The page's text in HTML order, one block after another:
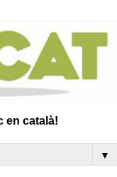
en català!
▼